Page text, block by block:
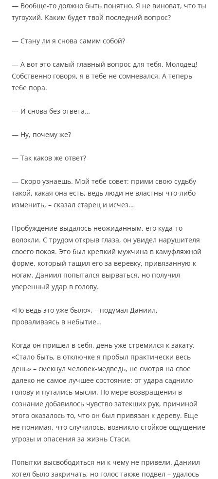
— Вообще-то должно быть понятно. Я не виноват, что ты
тугоухий. Каким будет твой последний вопрос?
— Стану ли я снова самим собой?
— А вот это самый главный вопрос для тебя. Молодец!
Собственно говоря, я в тебе не сомневался. А теперь
тебе пора.
— И снова без ответа…
— Ну, почему же?
— Так каков же ответ?
— Скоро узнаешь. Мой тебе совет: прими свою судьбу
такой, какая она есть, ведь люди не властны что-либо
изменить, – сказал старец и исчез…
Пробуждение выдалось неожиданным, его куда-то
волокли. С трудом открыв глаза, он увидел нарушителя
своего покоя. Это был крепкий мужчина в камуфляжной
форме, который тащил его за веревку, привязанную к
ногам. Даниил попытался вырваться, но получил
уверенный удар в голову.
«Но ведь это уже было», – подумал Даниил,
проваливаясь в небытие…
Когда он пришел в себя, день уже стремился к закату.
«Стало быть, в отключке я пробыл практически весь
день» – смекнул человек-медведь, не смотря на свое
далеко не самое лучшее состояние: от удара саднило
голову и путались мысли. По мере возвращения в
сознание добавилось чувство затекших рук, причиной
этого оказалось то, что он был привязан к дереву. Еще
не понимая, что случилось, возникло стойкое ощущение
угрозы и опасения за жизнь Стаси.
Попытки высвободиться ни к чему не привели. Даниил
хотел было закричать, но голос также подвел – удалось